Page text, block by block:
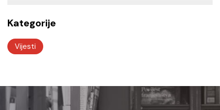
Kategorije
Vijesti